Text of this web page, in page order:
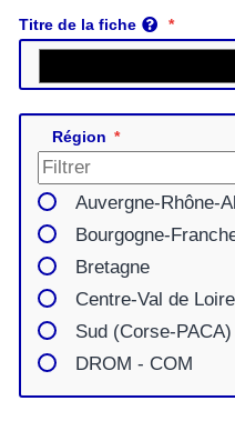
Titre de la fiche
Région
Auvergne-Rhône-
Bourgogne-
Bretagne
Centre-Val de Loire
Sud (Corse-PACA)
DROM - COM
Grand Est